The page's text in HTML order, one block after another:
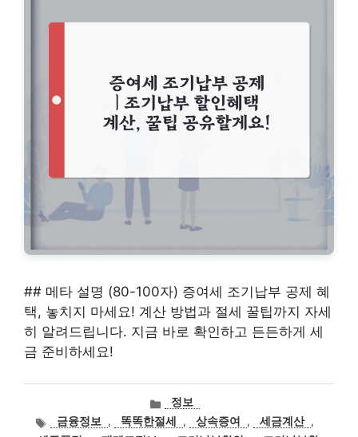
## 메타 설명 (80-100자) 증여세 조기납부 공제 혜
택, 놓치지 마세요! 계산 방법과 절세 꿀팁까지 자세
히 알려드립니다. 지금 바로 확인하고 든든하게 세
금 준비하세요!
카
테
고
정보
태금융정보 , 똑똑한절세 , 상속증여 , 세금계산 ,